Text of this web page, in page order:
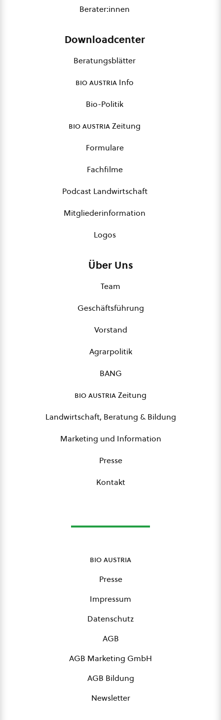
Berater:innen
Downloadcenter
Beratungsblätter
bio austria Info
Bio-Politik
bio austriaZeitung
Formulare
Fachfilme
Podcast Landwirtschaft
Mitgliederinformation
Logos
Über Uns
Team
Geschäftsführung
Vorstand
Agrarpolitik
BANG
bio austriaZeitung
Landwirtschaft, Beratung & Bildung
Marketing und Information
Presse
Kontakt
bio austria
Presse
Impressum
Datenschutz
AGB
AGB Marketing GmbH
AGB Bildung
Newsletter